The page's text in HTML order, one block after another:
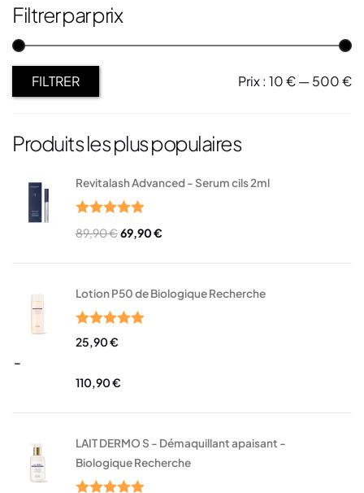
Filtrer par prix
FILTRER Prix : 10 €—500 €
Produits les plus populaires
Revitalash Advanced - Serum cils 2ml
Note5.00
89,90€69,90€
Lotion P50 de Biologique Recherche
Note5.00
25,90€
–
110,90€
LAIT DERMO S - Démaquillant apaisant -
Biologique Recherche